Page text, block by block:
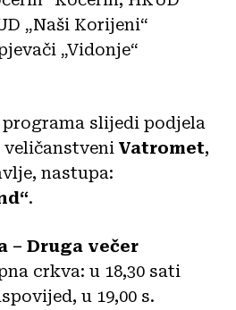
„Naši Korijeni“
„Vidonje“
slijedi podjela
Vatromet,
nastupa:
.
– Druga večer
crkva: u 18,30 sati
u 19,00 s.